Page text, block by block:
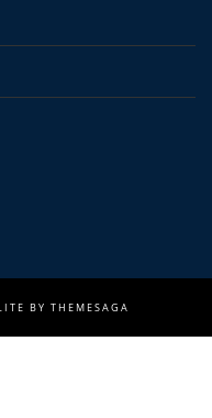
BY THEMESAGA